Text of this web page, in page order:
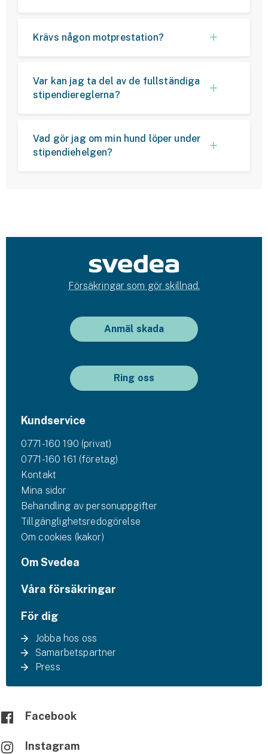
Krävs någon motprestation?
Var kan jag ta del av de fullständiga
stipendiereglerna?
Vad gör jag om min hund löper under
stipendiehelgen?
Försäkringar som gör skillnad.
Anmäl skada
Ring oss
Kundservice
0771-160 190 (privat)
0771-160 161 (företag)
Kontakt
Mina sidor
Behandling av personuppgifter
Tillgänglighetsredogörelse
Om cookies (kakor)
Om Svedea
Våra försäkringar
För dig
Jobba hos oss
Samarbetspartner
Press
Facebook
Instagram